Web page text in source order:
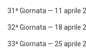
31ª Giornata — 11 aprile
32ª Giornata — 18 aprile
33ª Giornata — 25 aprile